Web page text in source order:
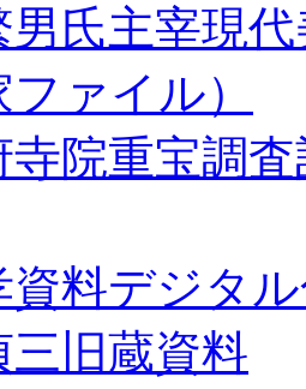
男氏主宰現
ファイル）
寺院重宝調
資料デジタ
三旧蔵資料